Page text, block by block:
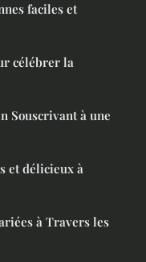
faciles et
célébrer la
Souscrivant à une
et délicieux à
à Travers les